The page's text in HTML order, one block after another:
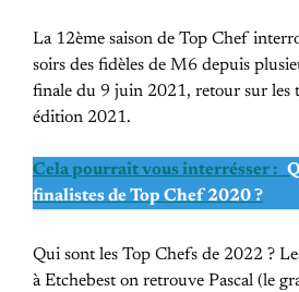
La 12ème saison de Top Chef
soirs des fidèles de M6 depuis
finale du 9 juin 2021, retour sur les
édition 2021.
Cela pourrait vous interrésser :
finalistes de Top Chef 2020 ?
Qui sont les Top Chefs de 2022 ?
à Etchebest on retrouve Pascal (le